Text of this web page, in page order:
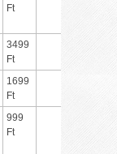
Ft
3499
Ft
1699
Ft
999
Ft